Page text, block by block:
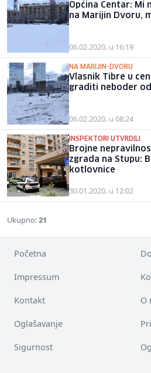
Općina Centar: Mi
na Marijin Dvoru,
06.02.2020. u 16:19
NA MARIJIN-DVORU
Vlasnik Tibre u
graditi neboder
06.02.2020. u 08:24
INSPEKTORI UTVRDILI
Brojne
zgrada na Stupu:
kotlovnice
30.01.2020. u 12:02
Ukupno:21
Početna
Impressum
Kontakt O
Oglašavanje
Sigurnost